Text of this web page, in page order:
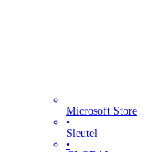
Microsoft Store
•
Sleutel
•